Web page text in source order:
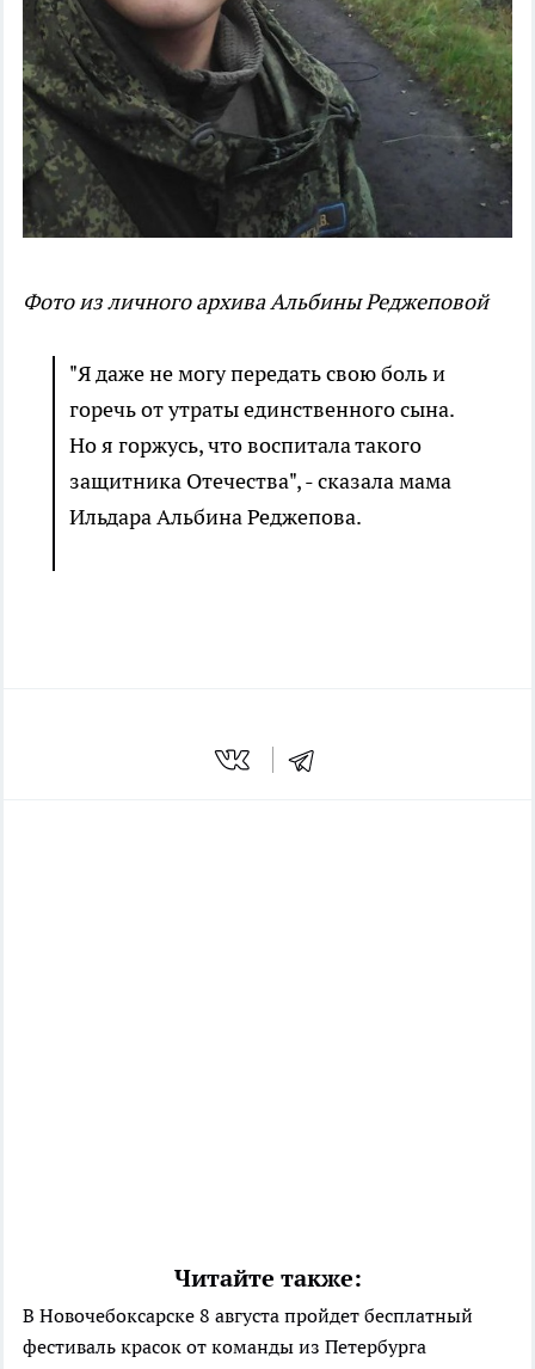
Фото из личного архива Альбины Реджеповой
"Я даже не могу передать свою боль и
горечь от утраты единственного сына.
Но я горжусь, что воспитала такого
защитника Отечества", - сказала мама
Ильдара Альбина Реджепова.
Читайте также:
В Новочебоксарске 8 августа пройдет бесплатный
фестиваль красок от команды из Петербурга